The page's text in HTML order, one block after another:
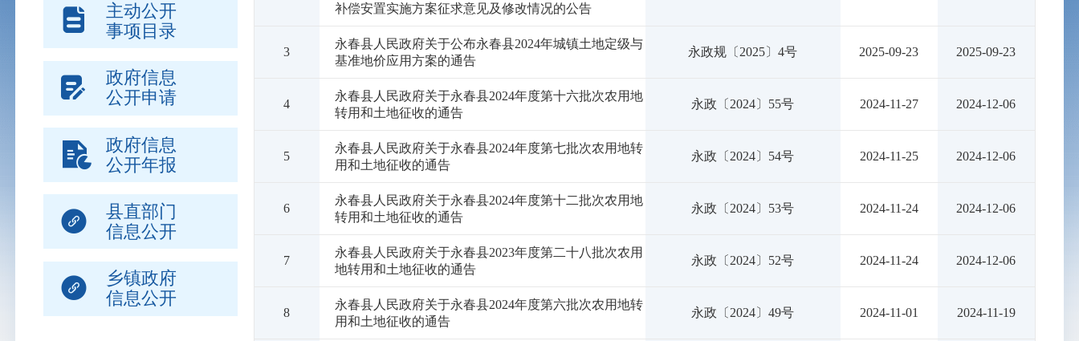
主动公开
事项目录
政府信息
公开申请
政府信息
公开年报
县直部门
信息公开
乡镇政府
信息公开
补偿安置实施方案征求意见及修改情况的公告
3
永春县人民政府关于公布永春县2024年城镇土地定级与
基准地价应用方案的通告
永政规〔2025〕4号 2025-09-23 2025-09-23
4
永春县人民政府关于永春县2024年度第十六批次农用地
转用和土地征收的通告
永政〔2024〕55号 2024-11-27 2024-12-06
5
永春县人民政府关于永春县2024年度第七批次农用地转
用和土地征收的通告
永政〔2024〕54号 2024-11-25 2024-12-06
6
永春县人民政府关于永春县2024年度第十二批次农用地
转用和土地征收的通告
永政〔2024〕53号 2024-11-24 2024-12-06
7
永春县人民政府关于永春县2023年度第二十八批次农用
地转用和土地征收的通告
永政〔2024〕52号 2024-11-24 2024-12-06
8
永春县人民政府关于永春县2024年度第六批次农用地转
用和土地征收的通告
永政〔2024〕49号 2024-11-01 2024-11-19